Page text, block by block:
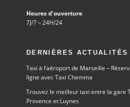
Heures d’ouverture
7J/7 – 24H/24
DERNIÈRES ACTUALITÉS
Taxi à l’aéroport de Marseille –
ligne avec Taxi Chemma
Trouvez le meilleur taxi entre la gare
Provence et Luynes